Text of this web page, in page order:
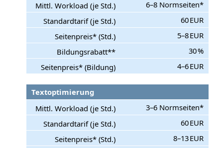
6–8 Normseiten*
60 EUR
5–8 EUR
30 %
4–6 EUR
Textoptimierung
3–6 Normseiten*
60 EUR
8–13 EUR